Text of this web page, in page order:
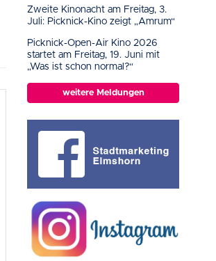
Zweite Kinonacht am Freitag, 3.
Juli: Picknick-Kino zeigt „Amrum“
Picknick-Open-Air Kino 2026
startet am Freitag, 19. Juni mit
„Was ist schon normal?“
weitere Meldungen